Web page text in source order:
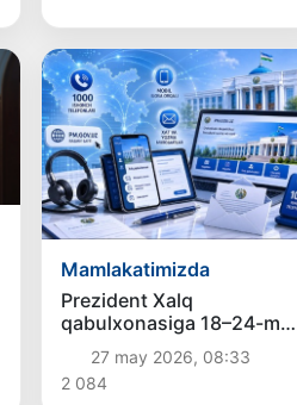
Mamlakatimizda
Prezident Xalq
qabulxonasiga 18–24-may
kunlari davomida 17 ming
658 ta murojaat kelib
tushdi
27 may 2026, 08:33
2 084